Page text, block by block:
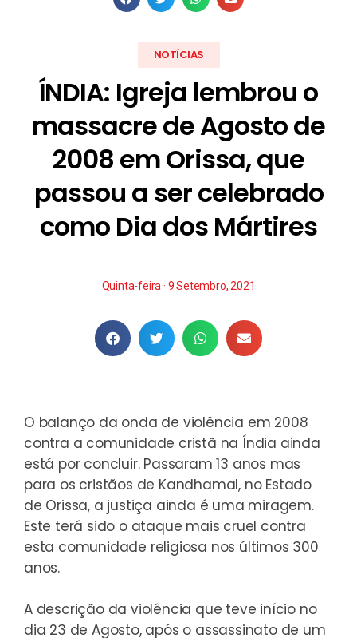
NOTÍCIAS
ÍNDIA: Igreja lembrou o
massacre de Agosto de
2008 em Orissa, que
passou a ser celebrado
como Dia dos Mártires
Quinta-feira · 9 Setembro, 2021
O balanço da onda de violência em 2008
contra a comunidade cristã na Índia ainda
está por concluir. Passaram 13 anos mas
para os cristãos de Kandhamal, no Estado
de Orissa, a justiça ainda é uma miragem.
Este terá sido o ataque mais cruel contra
esta comunidade religiosa nos últimos 300
anos.
A descrição da violência que teve início no
dia 23 de Agosto, após o assassinato de um